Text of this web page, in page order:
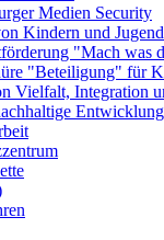
Medien Security
Kindern und
"Mach was
"Beteiligung" für
Vielfalt, Integration